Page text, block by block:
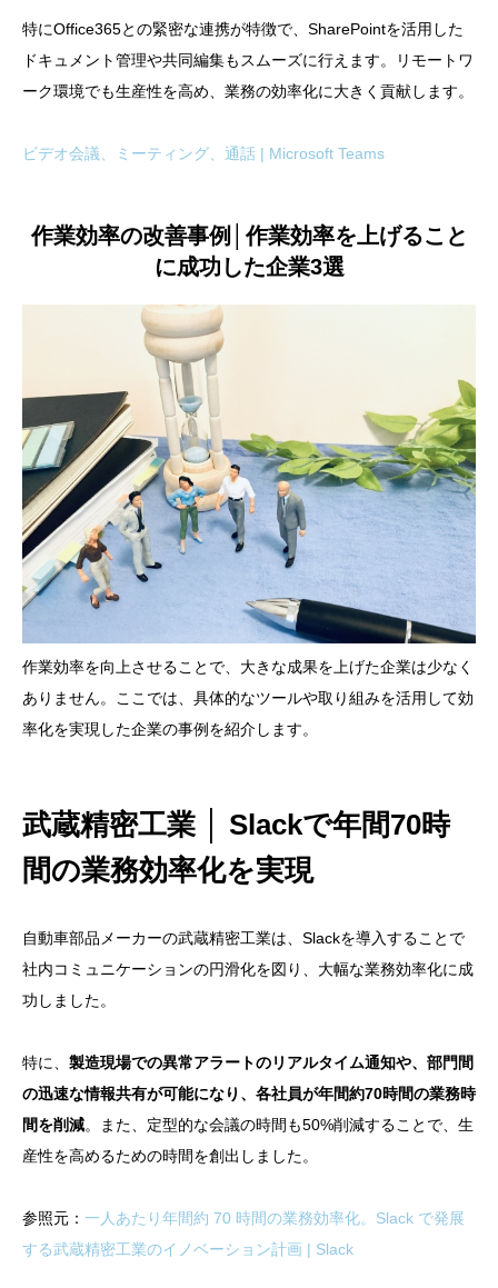
特にOffice365との緊密な連携が特徴で、SharePointを活用した
ドキュメント管理や共同編集もスムーズに行えます。リモートワ
ーク環境でも生産性を高め、業務の効率化に大きく貢献します。
ビデオ会議、ミーティング、通話 | Microsoft Teams
作業効率の改善事例│作業効率を上げること
に成功した企業3選
作業効率を向上させることで、大きな成果を上げた企業は少なく
ありません。ここでは、具体的なツールや取り組みを活用して効
率化を実現した企業の事例を紹介します。
武蔵精密工業 │ Slackで年間70時
間の業務効率化を実現
自動車部品メーカーの武蔵精密工業は、Slackを導入することで
社内コミュニケーションの円滑化を図り、大幅な業務効率化に成
功しました。
特に、 製造現場での異常アラートのリアルタイム通知や、部門間
の迅速な情報共有が可能になり、各社員が年間約70時間の業務時
間を削減。また、定型的な会議の時間も50%削減することで、生
産性を高めるための時間を創出しました。
参照元： 一人あたり年間約 70 時間の業務効率化。Slack で発展
する武蔵精密工業のイノベーション計画 | Slack